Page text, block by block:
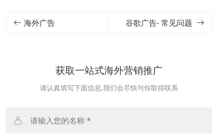
海外广告 谷歌广告- 常见问题
获取一站式海外营销推广
请认真填写下面信息,我们会尽快与你取得联系